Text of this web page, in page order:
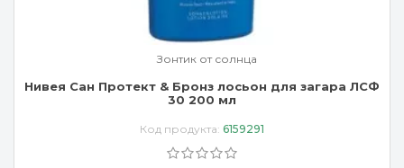
Зонтик от солнца
Нивея Сан Протект & Бронз лосьон для загара ЛСФ
30 200 мл
Код продукта: 6159291